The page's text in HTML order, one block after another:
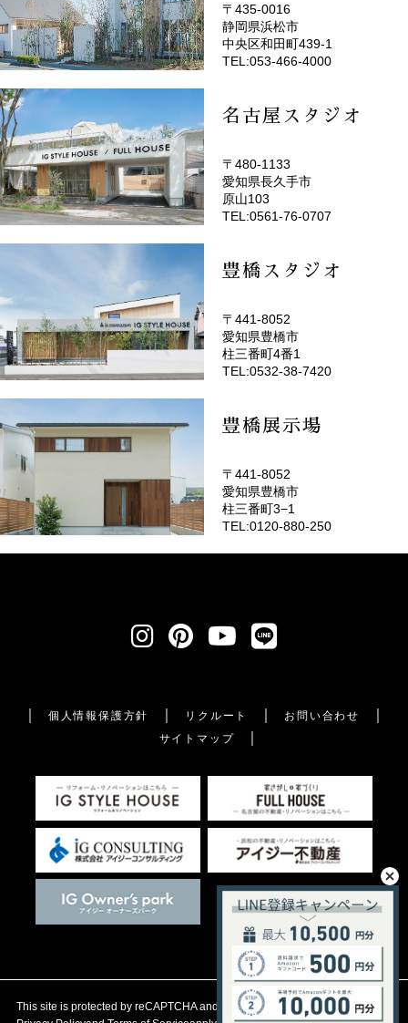
(EMOTOP浜松)
〒435-0016
静岡県浜松市
中央区和田町439-1
TEL:053-466-4000
名古屋スタジオ
(EMOTOP名古屋)
〒480-1133
愛知県長久手市
原山103
TEL:0561-76-0707
豊橋スタジオ
(EMOTOP豊橋)
〒441-8052
愛知県豊橋市
柱三番町4番1
TEL:0532-38-7420
豊橋展示場
〒441-8052
愛知県豊橋市
柱三番町3−1
TEL:0120-880-250
個人情報保護方針 リクルート
お問い合わせ
サイトマップ
This site is protected by reCAPTCHA and the Google